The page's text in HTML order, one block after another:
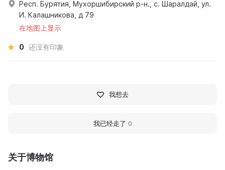
关于博物馆
Респ. Бурятия, Мухоршибирский р-н., с. Шаралдай, ул.
И. Калашникова, д 79
在地图上显示
0 还没有印象
我想去
我已经走了 0